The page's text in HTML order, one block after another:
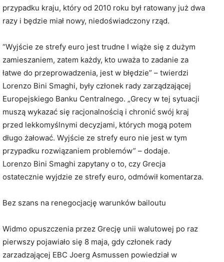
przypadku kraju, który od 2010 roku był ratowany już dwa
razy i będzie miał nowy, niedoświadczony rząd.
“Wyjście ze strefy euro jest trudne I wiąże się z dużym
zamieszaniem, zatem każdy, kto uważa to zadanie za
łatwe do przeprowadzenia, jest w błędzie” – twierdzi
Lorenzo Bini Smaghi, były członek rady zarządzającej
Europejskiego Banku Centralnego. „Grecy w tej sytuacji
muszą wykazać się racjonalnością i chronić swój kraj
przed lekkomyślnymi decyzjami, których mogą potem
długo żałować. Wyjście ze strefy euro nie jest w tym
przypadku rozwiązaniem problemów” – dodaje.
Lorenzo Bini Smaghi zapytany o to, czy Grecja
ostatecznie wyjdzie ze strefy euro, odmówił komentarza.
Bez szans na renegocjację warunków bailoutu
Widmo opuszczenia przez Grecję unii walutowej po raz
pierwszy pojawiało się 8 maja, gdy członek rady
zarzadzającej EBC Joerg Asmussen powiedział w